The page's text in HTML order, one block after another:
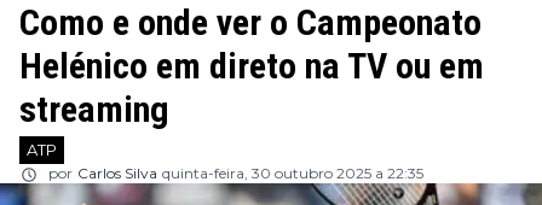
Como e onde ver o Campeonato
Helénico em direto na TV ou em
streaming
ATP
por Carlos Silva quinta-feira, 30 outubro 2025 a 22:35